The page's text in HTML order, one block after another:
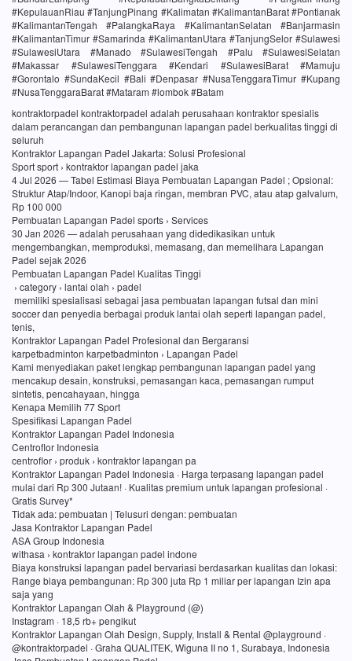
#KepulauanRiau #TanjungPinang #Kalimatan #KalimantanBarat #Pontianak
#KalimantanTengah #PalangkaRaya #KalimantanSelatan #Banjarmasin
#KalimantanTimur #Samarinda #KalimantanUtara #TanjungSelor #Sulawesi
#SulawesiUtara #Manado #SulawesiTengah #Palu #SulawesiSelatan
#Makassar #SulawesiTenggara #Kendari #SulawesiBarat #Mamuju
#Gorontalo #SundaKecil #Bali #Denpasar #NusaTenggaraTimur #Kupang
#NusaTenggaraBarat #Mataram #lombok #Batam
kontraktorpadel kontraktorpadel adalah perusahaan kontraktor spesialis
dalam perancangan dan pembangunan lapangan padel berkualitas tinggi di
seluruh
Kontraktor Lapangan Padel Jakarta: Solusi Profesional
Sport sport › kontraktor lapangan padel jaka
4 Jul 2026 — Tabel Estimasi Biaya Pembuatan Lapangan Padel ; Opsional:
Struktur Atap/Indoor, Kanopi baja ringan, membran PVC, atau atap galvalum,
Rp 100 000
Pembuatan Lapangan Padel sports › Services
30 Jan 2026 — adalah perusahaan yang didedikasikan untuk
mengembangkan, memproduksi, memasang, dan memelihara Lapangan
Padel sejak 2026
Pembuatan Lapangan Padel Kualitas Tinggi
› category › lantai olah › padel
memiliki spesialisasi sebagai jasa pembuatan lapangan futsal dan mini
soccer dan penyedia berbagai produk lantai olah seperti lapangan padel,
tenis,
Kontraktor Lapangan Padel Profesional dan Bergaransi
karpetbadminton karpetbadminton › Lapangan Padel
Kami menyediakan paket lengkap pembangunan lapangan padel yang
mencakup desain, konstruksi, pemasangan kaca, pemasangan rumput
sintetis, pencahayaan, hingga
Kenapa Memilih 77 Sport
Spesifikasi Lapangan Padel
Kontraktor Lapangan Padel Indonesia
Centroflor Indonesia
centroflor › produk › kontraktor lapangan pa
Kontraktor Lapangan Padel Indonesia · Harga terpasang lapangan padel
mulai dari Rp 300 Jutaan! · Kualitas premium untuk lapangan profesional ·
Gratis Survey*
Tidak ada: pembuatan ‎| Telusuri dengan: pembuatan
Jasa Kontraktor Lapangan Padel
ASA Group Indonesia
withasa › kontraktor lapangan padel indone
Biaya konstruksi lapangan padel bervariasi berdasarkan kualitas dan lokasi:
Range biaya pembangunan: Rp 300 juta Rp 1 miliar per lapangan Izin apa
saja yang
Kontraktor Lapangan Olah & Playground (@)
Instagram · 18,5 rb+ pengikut
Kontraktor Lapangan Olah Design, Supply, Install & Rental @playground ·
@kontraktorpadel · Graha QUALITEK, Wiguna II no 1, Surabaya, Indonesia